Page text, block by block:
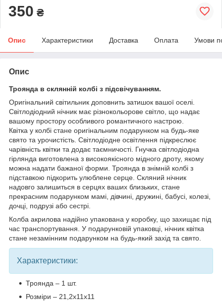
350 ₴
Опис Характеристики Доставка Оплата Умови
Опис
Троянда в склянній колбі з підсвічуванням.
Оригінальний світильник доповнить затишок вашої оселі.
Світлодіодний нічник має різнокольорове світло, що надає
вашому простору особливого романтичного настрою.
Квітка у колбі стане оригінальним подарунком на будь-яке
свято та урочистість. Світлодіодне освітлення підкреслює
чарівність квітки та додає таємничості. Гнучка світлодіодна
гірлянда виготовлена з високоякісного мідного дроту, якому
можна надати бажаної форми. Троянда в знімній колбі з
підставкою підкорить улюблене серце. Скляний нічник
надовго залишиться в серцях ваших близьких, стане
прекрасним подарунком мамі, дівчині, дружині, бабусі, колезі,
дочці, подрузі або сестрі.
Колба акрилова надійно упакована у коробку, що захищає під
час транспортування. У подарунковій упаковці, нічник квітка
стане незамінним подарунком на будь-який захід та свято.
Характеристики:
Троянда – 1 шт.
Розміри – 21,2х11х11